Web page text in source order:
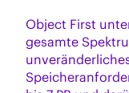
Object First
gesamte